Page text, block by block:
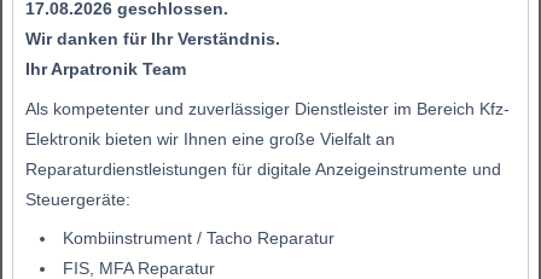
17.08.2026 geschlossen.
Wir danken für Ihr Verständnis.
Ihr Arpatronik Team
Als kompetenter und zuverlässiger Dienstleister im Bereich Kfz-
Elektronik bieten wir Ihnen eine große Vielfalt an
Reparaturdienstleistungen für digitale Anzeigeinstrumente und
Steuergeräte:
Kombiinstrument / Tacho Reparatur
FIS, MFA Reparatur